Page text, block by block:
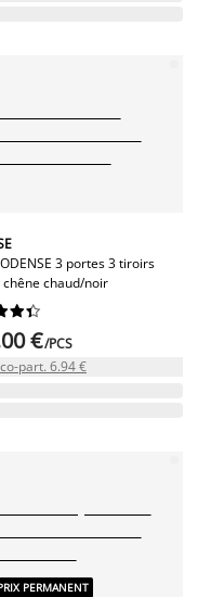
3 portes 3 tiroirs
chaud/noir



€/PCS
part. 6.94 €
PERMANENT